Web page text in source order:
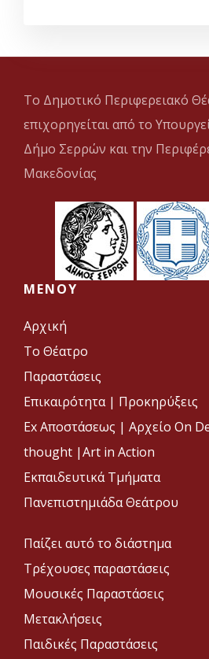
Το Δημοτικό Περιφερειακό
επιχορηγείται από το
Δήμο Σερρών και την
Μακεδονίας
MENOY
Αρχική
Το Θέατρο
Παραστάσεις
Επικαιρότητα | Προκηρύξεις
Ex Αποστάσεως | Αρχείο On
thought |Art in Action
Εκπαιδευτικά Τμήματα
Πανεπιστημιάδα Θεάτρου
Παίζει αυτό το διάστημα
Τρέχουσες παραστάσεις
Μουσικές Παραστάσεις
Μετακλήσεις
Παιδικές Παραστάσεις